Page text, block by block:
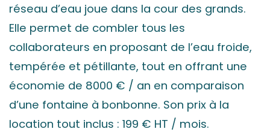
réseau d’eau joue dans la cour des grands.
Elle permet de combler tous les
collaborateurs en proposant de l’eau froide,
tempérée et pétillante, tout en offrant une
économie de 8000 € / an en comparaison
d’une fontaine à bonbonne. Son prix à la
location tout inclus : 199 € HT / mois.